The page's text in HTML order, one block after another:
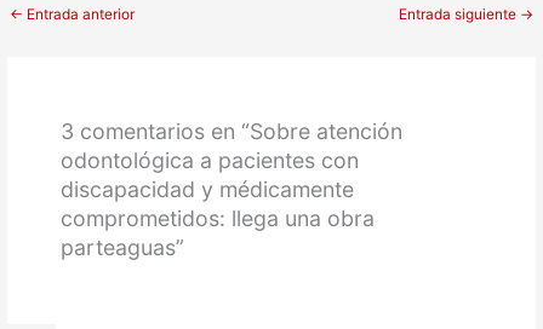
← Entrada anterior Entrada siguiente →
3 comentarios en “Sobre atención
odontológica a pacientes con
discapacidad y médicamente
comprometidos: llega una obra
parteaguas”